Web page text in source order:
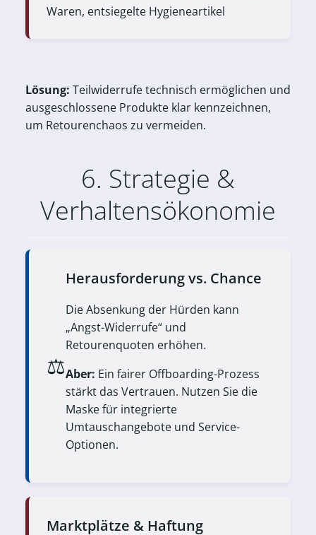
Waren, entsiegelte Hygieneartikel
Lösung: Teilwiderrufe technisch ermöglichen und
ausgeschlossene Produkte klar kennzeichnen,
um Retourenchaos zu vermeiden.
6. Strategie &
Verhaltensökonomie
⚖️
Herausforderung vs. Chance
Die Absenkung der Hürden kann
„Angst-Widerrufe“ und
Retourenquoten erhöhen.
Aber: Ein fairer Offboarding-Prozess
stärkt das Vertrauen. Nutzen Sie die
Maske für integrierte
Umtauschangebote und Service-
Optionen.
Marktplätze & Haftung